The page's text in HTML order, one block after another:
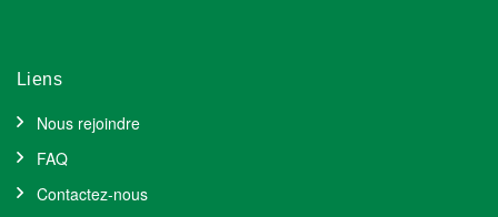
Liens
Nous rejoindre
FAQ
Contactez-nous